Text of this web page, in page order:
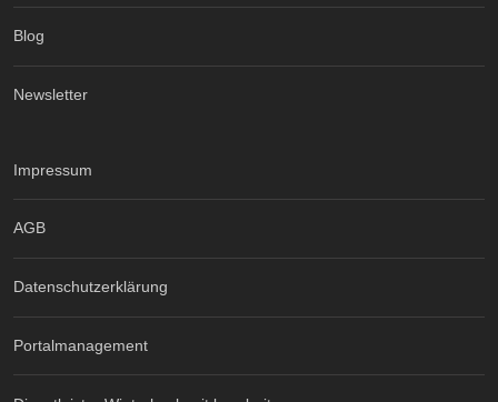
Blog
Newsletter
Impressum
AGB
Datenschutzerklärung
Portalmanagement